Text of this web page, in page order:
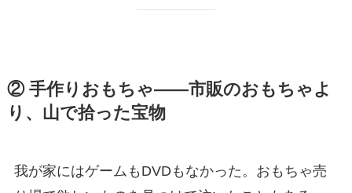
② 手作りおもちゃ——市販のおもちゃよ
り、山で拾った宝物
我が家にはゲームもDVDもなかった。おもちゃ売